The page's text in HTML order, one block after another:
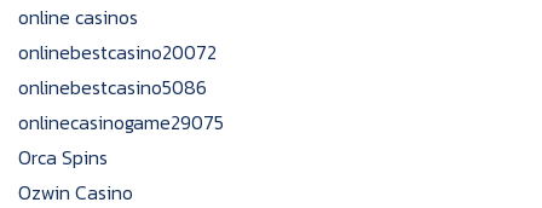
online casinos
onlinebestcasino20072
onlinebestcasino5086
onlinecasinogame29075
Orca Spins
Ozwin Casino